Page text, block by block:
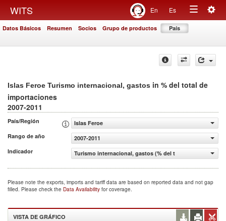
WITS En Es
Toggle
Datos Básicos Resumen Socios Grupo de productos País
Islas Feroe Turismo internacional, gastos in % del total de
importaciones
2007-2011
País/Región
Islas Feroe
Rango de año
2007-2011
Indicador
Turismo internacional, gastos (% del total de
Please note the exports, imports and tariff data are based on reported data and not gap
filled. Please check the Data Availability for coverage.
VISTA DE GRÁFICO